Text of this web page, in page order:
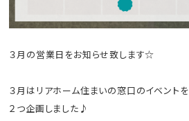
３月の営業日をお知らせ致します☆
３月はリアホーム住まいの窓口のイベントを
２つ企画しました♪